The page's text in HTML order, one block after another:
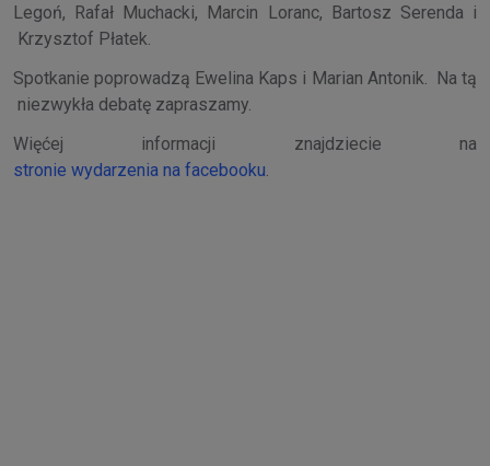
Legoń, Rafał Muchacki, Marcin Loranc, Bartosz Serenda i
Krzysztof Płatek.
Spotkanie poprowadzą Ewelina Kaps i Marian Antonik. Na tą
niezwykła debatę zapraszamy.
Więćej informacji znajdziecie na
stronie wydarzenia na facebooku.